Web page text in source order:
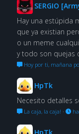
SERGIO
Hay una estúpida
que ya existian
o un meme
y todo son quejas
Hoy por ti, mañana
HpTk
Necesito detalles
La caja, la caja! ·
HpTk